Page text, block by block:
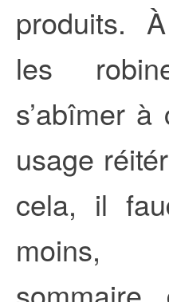
produits.
les
s’abîmer
usage
cela, il
moins,